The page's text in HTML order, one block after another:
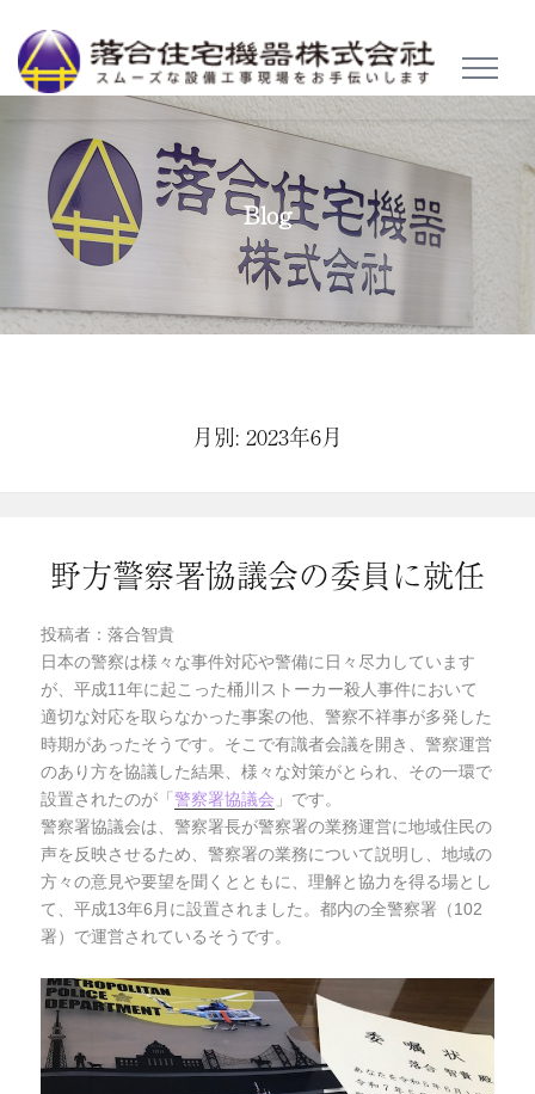
Blog
月別: 2023年6月
野方警察署協議会の委員に就任
投稿者：落合智貴
日本の警察は様々な事件対応や警備に日々尽力しています
が、平成11年に起こった桶川ストーカー殺人事件において
適切な対応を取らなかった事案の他、警察不祥事が多発した
時期があったそうです。そこで有識者会議を開き、警察運営
のあり方を協議した結果、様々な対策がとられ、その一環で
設置されたのが「警察署協議会 」です。
警察署協議会は、警察署長が警察署の業務運営に地域住民の
声を反映させるため、警察署の業務について説明し、地域の
方々の意見や要望を聞くとともに、理解と協力を得る場とし
て、平成13年6月に設置されました。都内の全警察署（102
署）で運営されているそうです。